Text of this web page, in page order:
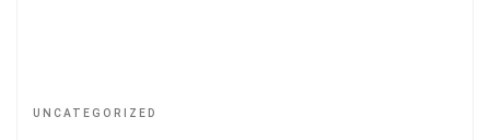
UNCATEGORIZED